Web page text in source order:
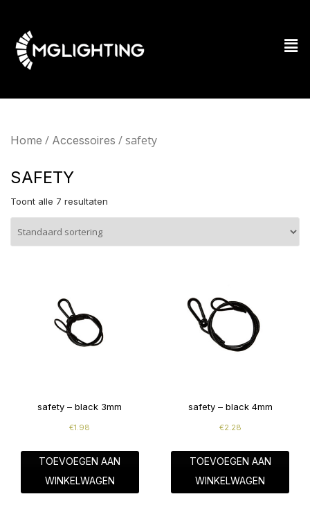
Home / Accessoires / safety
SAFETY
Toont alle 7 resultaten
safety – black 3mm
€1.98
TOEVOEGEN AAN
WINKELWAGEN
safety – black 4mm
€2.28
TOEVOEGEN AAN
WINKELWAGEN